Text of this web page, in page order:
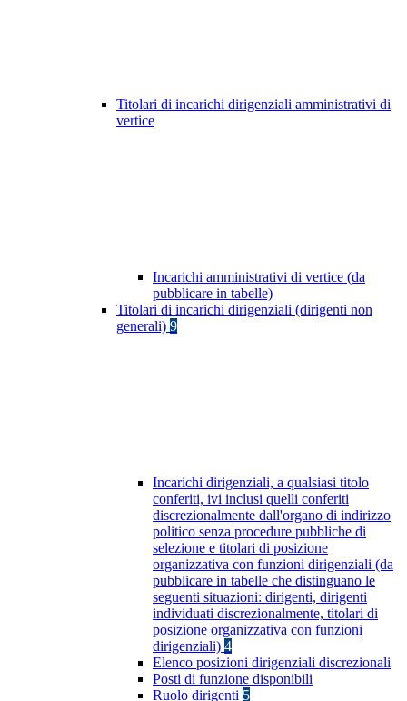
Titolari di incarichi dirigenziali amministrativi di
vertice
Incarichi amministrativi di vertice (da
pubblicare in tabelle)
Titolari di incarichi dirigenziali (dirigenti non
generali) 9
Incarichi dirigenziali, a qualsiasi titolo
conferiti, ivi inclusi quelli conferiti
discrezionalmente dall'organo di indirizzo
politico senza procedure pubbliche di
selezione e titolari di posizione
organizzativa con funzioni dirigenziali (da
pubblicare in tabelle che distinguano le
seguenti situazioni: dirigenti, dirigenti
individuati discrezionalmente, titolari di
posizione organizzativa con funzioni
dirigenziali) 4
Elenco posizioni dirigenziali discrezionali
Posti di funzione disponibili
Ruolo dirigenti 5